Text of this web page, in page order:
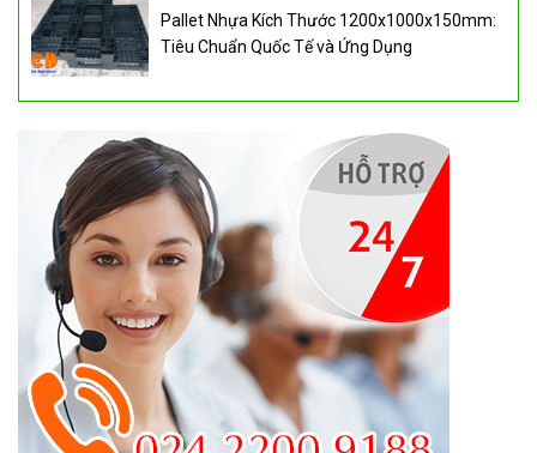
Pallet Nhựa Kích Thước 1200x1000x150mm:
Tiêu Chuẩn Quốc Tế và Ứng Dụng